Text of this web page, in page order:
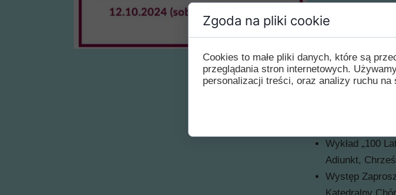
Program
Molebien
Wykład „100
Adiunkt,
Występ
Zgoda na pliki cookie
Cookies to małe pliki danych, które są
przeglądania stron internetowych.
personalizacji treści, oraz analizy ruchu na